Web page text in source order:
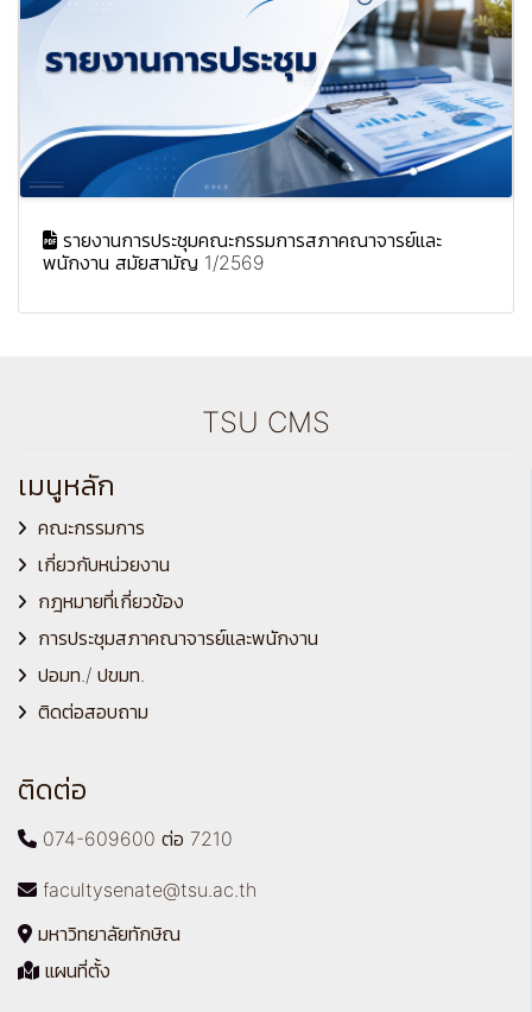
รายงานการประชุมคณะกรรมการสภาคณาจารย์และ
พนักงาน สมัยสามัญ 1/2569
TSU CMS
เมนูหลัก
คณะกรรมการ
เกี่ยวกับหน่วยงาน
กฎหมายที่เกี่ยวข้อง
การประชุมสภาคณาจารย์และพนักงาน
ปอมท./ ปขมท.
ติดต่อสอบถาม
ติดต่อ
074-609600 ต่อ 7210
facultysenate@tsu.ac.th
มหาวิทยาลัยทักษิณ
แผนที่ตั้ง